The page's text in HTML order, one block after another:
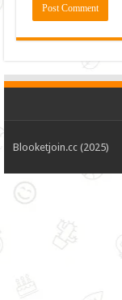
Blooketjoin.cc (2025)